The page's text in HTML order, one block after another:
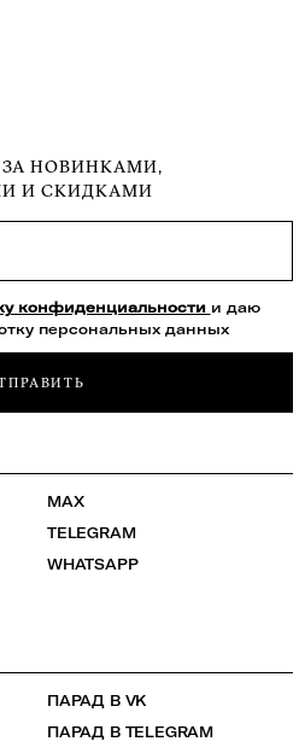
ЗА НОВИНКАМИ,
И СКИДКАМИ
конфиденциальности и даю
персональных данных
MAX
TELEGRAM
WHATSAPP
ПАРАД В VK
ПАРАД В TELEGRAM